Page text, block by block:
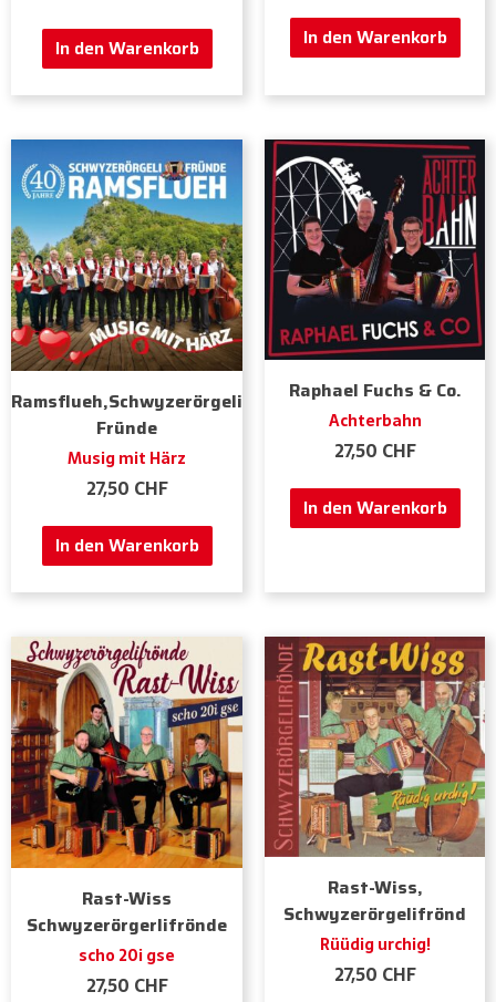
In den Warenkorb In den Warenkorb
Ramsflueh,Schwyzerörgeli
Fründe
Musig mit Härz
27,50 CHF
In den Warenkorb
Raphael Fuchs & Co.
Achterbahn
27,50 CHF
In den Warenkorb
Rast-Wiss
Schwyzerörgerlifrönde
scho 20i gse
27,50 CHF
Rast-Wiss,
Schwyzerörgelifrönd
Rüüdig urchig!
27,50 CHF